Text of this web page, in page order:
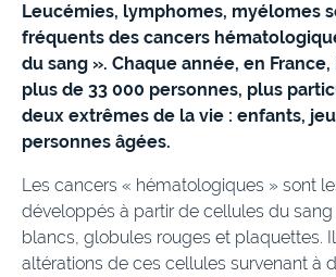
Leucémies, lymphomes, myélomes
fréquents des cancers
du sang ». Chaque année, en
plus de 33 000 personnes, plus
deux extrêmes de la vie : enfants,
personnes âgées.
Les cancers « hématologiques » sont
développés à partir de cellules du sang
blancs, globules rouges et plaquettes.
altérations de ces cellules survenant à